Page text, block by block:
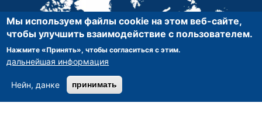
Мы используем файлы cookie на этом веб-сайте,
чтобы улучшить взаимодействие с пользователем.
Нажмите «Принять», чтобы согласиться с этим.
дальнейшая информация
Нейн, данке принимать